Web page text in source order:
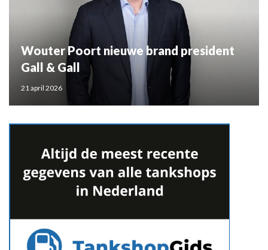
Wouter Poort nieuwe brand president
Gall & Gall
21 april 2026